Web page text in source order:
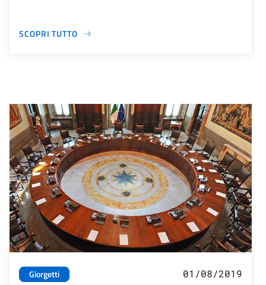
SCOPRI TUTTO
Giorgetti
01/08/2019